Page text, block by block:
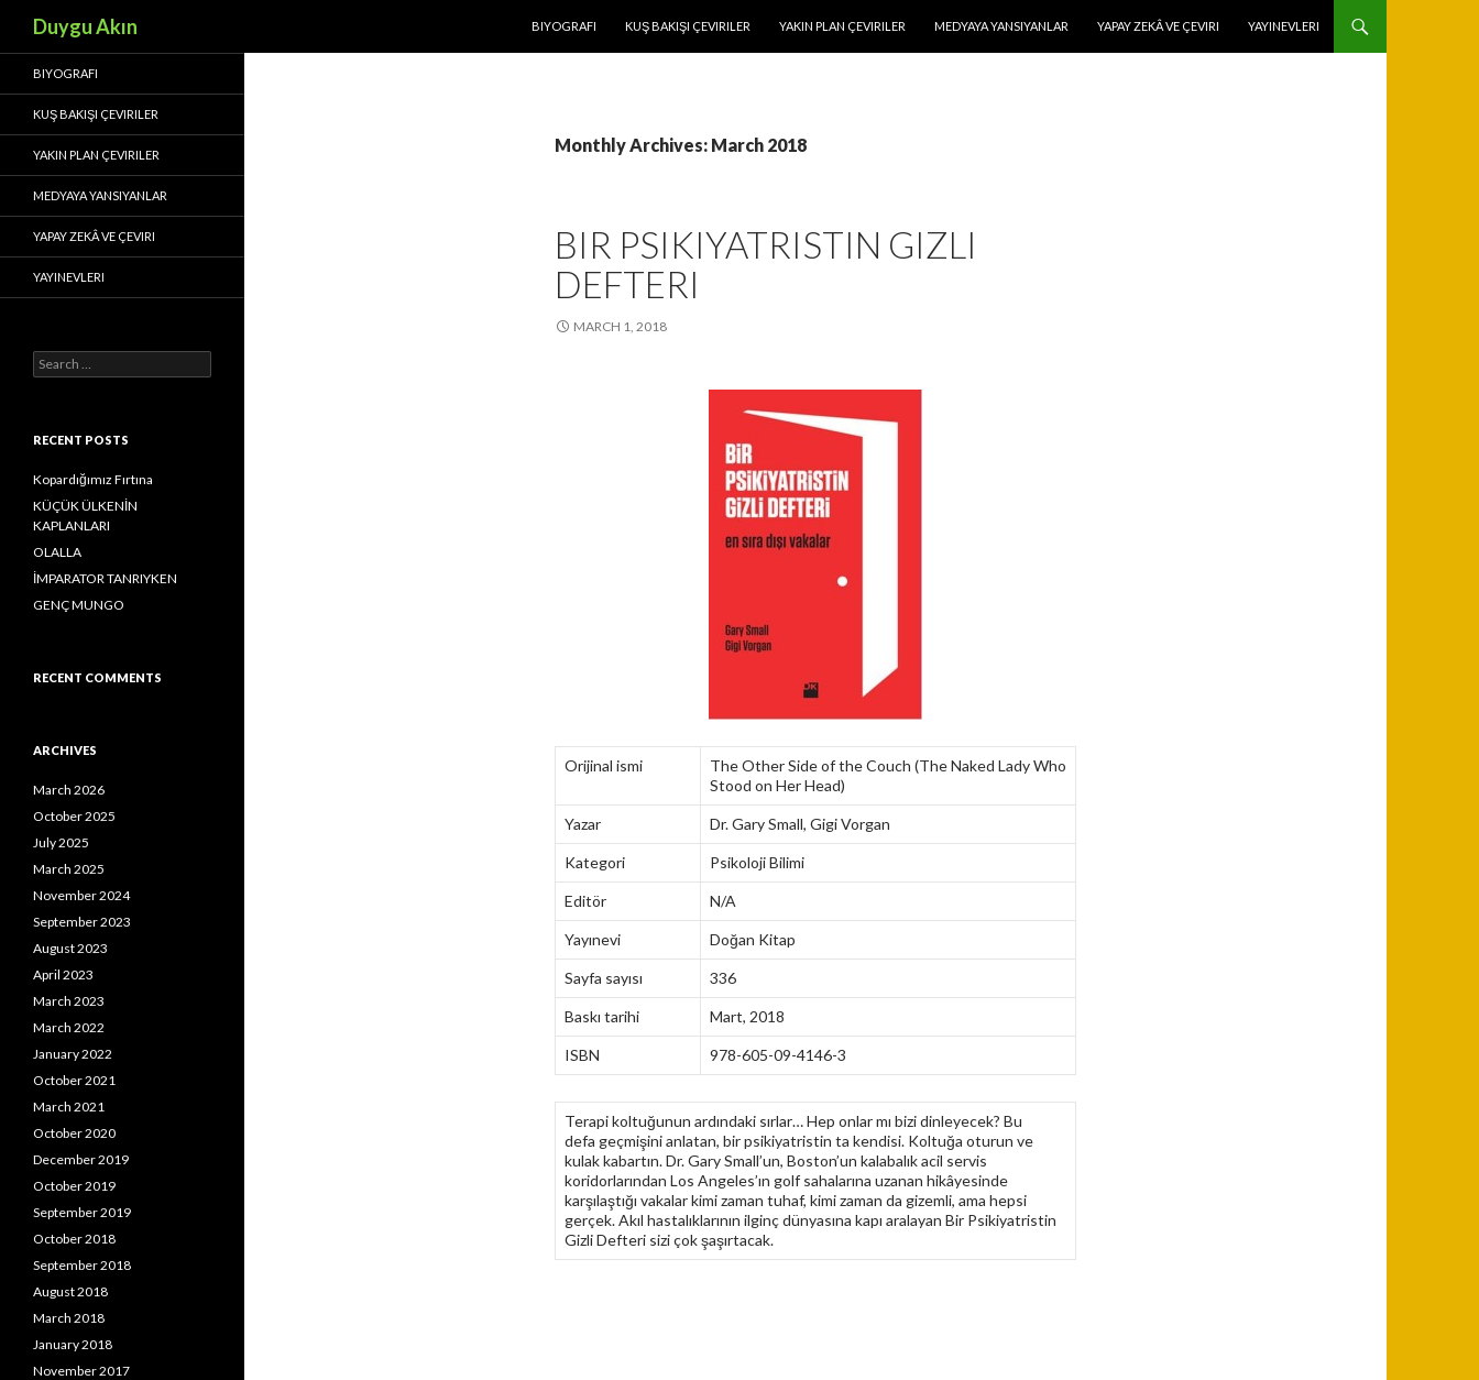
Duygu Akın
BIYOGRAFI
KUŞ BAKIŞI ÇEVIRILER YAKIN PLAN ÇEVIRILER MEDYAYA YANSIYANLAR YAPAY ZEKÂ VE ÇEVIRI YAYINEVLERI
Monthly Archives: March 2018
BIR PSIKIYATRISTIN GIZLI
DEFTERI
MARCH 1, 2018
Orijinal ismi
The Other Side of the Couch (The Naked Lady Who
Stood on Her Head)
Yazar Dr. Gary Small, Gigi Vorgan
Kategori Psikoloji Bilimi
Editör N/A
Yayınevi Doğan Kitap
Sayfa sayısı 336
Baskı tarihi Mart, 2018
ISBN 978-605-09-4146-3
Terapi koltuğunun ardındaki sırlar… Hep onlar mı bizi dinleyecek? Bu
defa geçmişini anlatan, bir psikiyatristin ta kendisi. Koltuğa oturun ve
kulak kabartın. Dr. Gary Small’un, Boston’un kalabalık acil servis
koridorlarından Los Angeles’ın golf sahalarına uzanan hikâyesinde
karşılaştığı vakalar kimi zaman tuhaf, kimi zaman da gizemli, ama hepsi
gerçek. Akıl hastalıklarının ilginç dünyasına kapı aralayan Bir Psikiyatristin
Gizli Defteri sizi çok şaşırtacak.
BIYOGRAFI
KUŞ BAKIŞI ÇEVIRILER
YAKIN PLAN ÇEVIRILER
MEDYAYA YANSIYANLAR
YAPAY ZEKÂ VE ÇEVIRI
YAYINEVLERI
e
c
f
o
r
RECENT POSTS
Kopardığımız Fırtına
KÜÇÜK ÜLKENİN
KAPLANLARI
OLALLA
İMPARATOR TANRIYKEN
GENÇ MUNGO
RECENT COMMENTS
ARCHIVES
March 2026
October 2025
July 2025
March 2025
November 2024
September 2023
August 2023
April 2023
March 2023
March 2022
January 2022
October 2021
March 2021
October 2020
December 2019
October 2019
September 2019
October 2018
September 2018
August 2018
March 2018
January 2018
November 2017